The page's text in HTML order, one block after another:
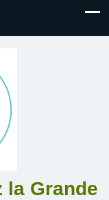
la Grande